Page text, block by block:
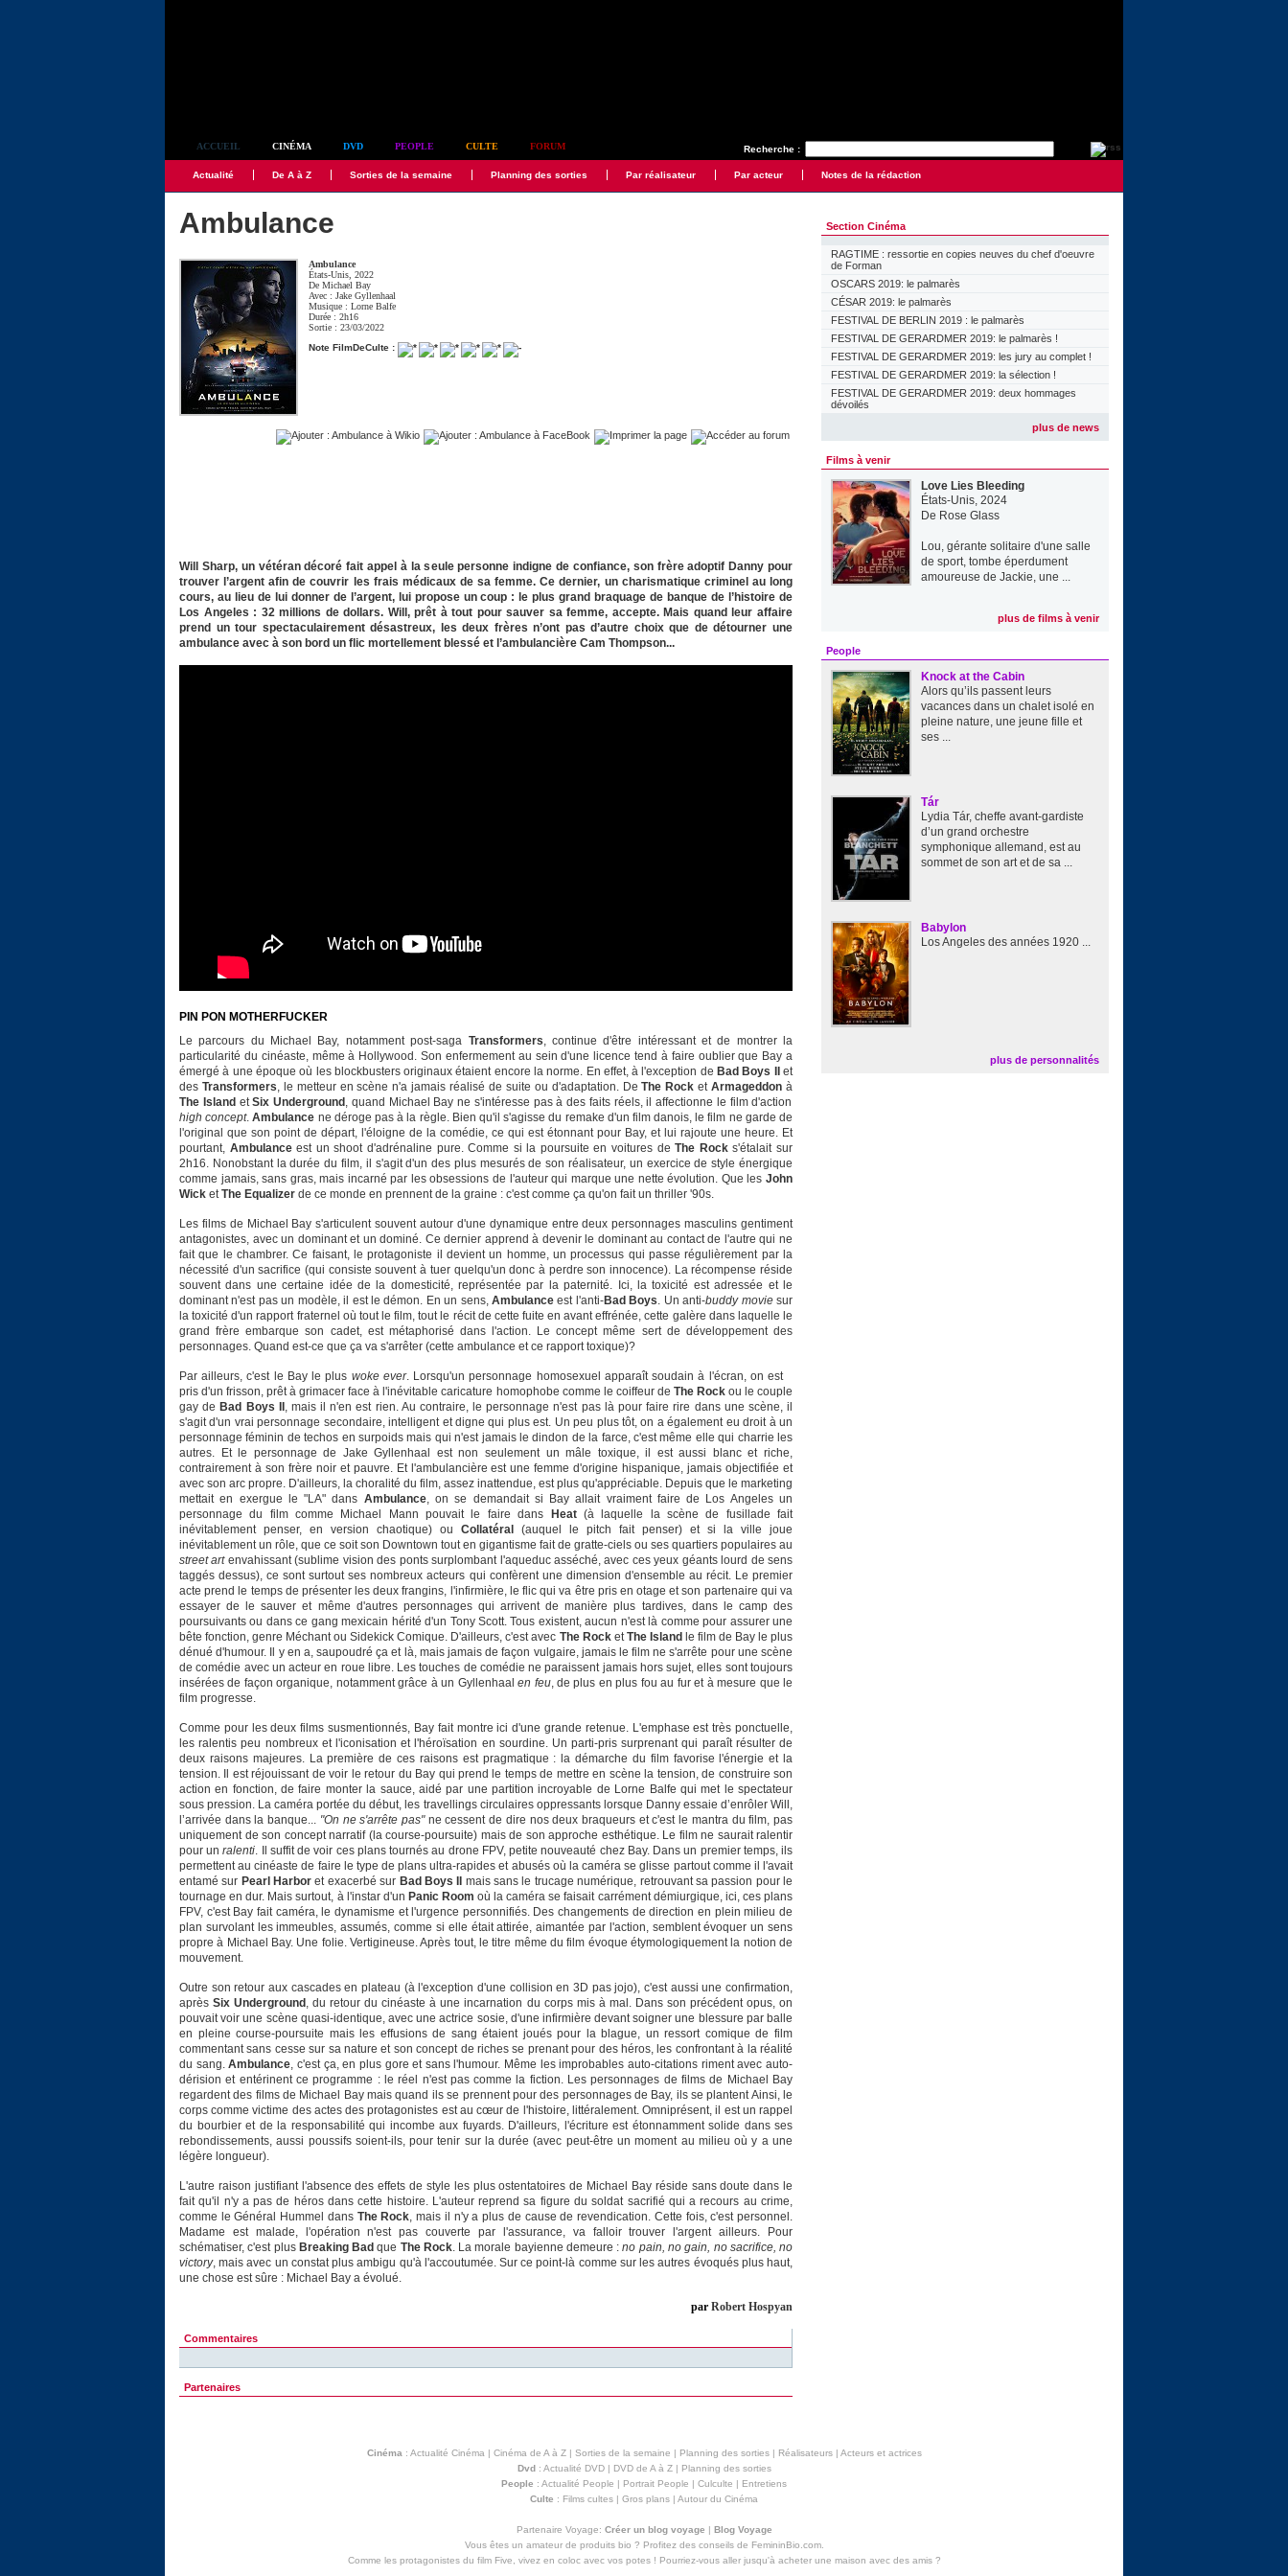
Recherche :
ACCUEIL CINÉMA DVD PEOPLE CULTE FORUM
Actualité De A à Z Sorties de la semaine Planning des sorties Par réalisateur Par acteur Notes de la rédaction
Ambulance
Ambulance
États-Unis, 2022
DeMichael Bay
Avec :Jake Gyllenhaal
Musique :Lorne Balfe
Durée : 2h16
Sortie : 23/03/2022
Note FilmDeCulte :
Will Sharp, un vétéran décoré fait appel à la seule personne indigne de confiance, son frère adoptif Danny pour
trouver l’argent afin de couvrir les frais médicaux de sa femme. Ce dernier, un charismatique criminel au long
cours, au lieu de lui donner de l’argent, lui propose un coup : le plus grand braquage de banque de l’histoire de
Los Angeles : 32 millions de dollars. Will, prêt à tout pour sauver sa femme, accepte. Mais quand leur affaire
prend un tour spectaculairement désastreux, les deux frères n’ont pas d’autre choix que de détourner une
ambulance avec à son bord un flic mortellement blessé et l’ambulancière Cam Thompson...
PIN PON MOTHERFUCKER
Le parcours du Michael Bay, notamment post-saga Transformers, continue d'être intéressant et de montrer la
particularité du cinéaste, même à Hollywood. Son enfermement au sein d'une licence tend à faire oublier que Bay a
émergé à une époque où les blockbusters originaux étaient encore la norme. En effet, à l'exception de Bad Boys II
et
des Transformers, le metteur en scène n'a jamais réalisé de suite ou d'adaptation. DeThe Rock etArmageddon à
The Island etSix Underground , quand Michael Bay ne s'intéresse pas à des faits réels, il affectionne le film d'action
high concept.Ambulance ne déroge pas à la règle. Bien qu'il s'agisse du remake d'un film danois, le film ne garde de
l'original que son point de départ, l'éloigne de la comédie, ce qui est étonnant pour Bay, et lui rajoute une heure. Et
pourtant, Ambulanceest un shoot d'adrénaline pure. Comme si la poursuite en voitures deThe Rocks'étalait sur
2h16. Nonobstant la durée du film, il s'agit d'un des plus mesurés de son réalisateur, un exercice de style énergique
comme jamais, sans gras, mais incarné par les obsessions de l'auteur qui marque une nette évolution. Que les John
Wick etThe Equalizer de ce monde en prennent de la graine : c'est comme ça qu'on fait un thriller '90s.
Les films de Michael Bay s'articulent souvent autour d'une dynamique entre deux personnages masculins gentiment
antagonistes, avec un dominant et un dominé. Ce dernier apprend à devenir le dominant au contact de l'autre qui ne
fait que le chambrer. Ce faisant, le protagoniste il devient un homme, un processus qui passe régulièrement par la
nécessité d'un sacrifice (qui consiste souvent à tuer quelqu'un donc à perdre son innocence). La récompense réside
souvent dans une certaine idée de la domesticité, représentée par la paternité. Ici, la toxicité est adressée et le
dominant n'est pas un modèle, il est le démon. En un sens,Ambulance est l'anti-Bad Boys. Un anti-buddy moviesur
la toxicité d'un rapport fraternel où tout le film, tout le récit de cette fuite en avant effrénée, cette galère dans laquelle le
grand frère embarque son cadet, est métaphorisé dans l'action. Le concept même sert de développement des
personnages. Quand est-ce que ça va s'arrêter (cette ambulance et ce rapport toxique)?
Par ailleurs, c'est le Bay le plus woke ever. Lorsqu'un personnage homosexuel apparaît soudain à l'écran, on est
pris d'un frisson, prêt à grimacer face à l'inévitable caricature homophobe comme le coiffeur de The Rockou le couple
gay de Bad Boys II , mais il n'en est rien. Au contraire, le personnage n'est pas là pour faire rire dans une scène, il
s'agit d'un vrai personnage secondaire, intelligent et digne qui plus est. Un peu plus tôt, on a également eu droit à un
personnage féminin de techos en surpoids mais qui n'est jamais le dindon de la farce, c'est même elle qui charrie les
autres. Et le personnage de Jake Gyllenhaal est non seulement un mâle toxique, il est aussi blanc et riche,
contrairement à son frère noir et pauvre. Et l'ambulancière est une femme d'origine hispanique, jamais objectifiée et
avec son arc propre. D'ailleurs, la choralité du film, assez inattendue, est plus qu'appréciable. Depuis que le marketing
mettait en exergue le "LA" dans Ambulance, on se demandait si Bay allait vraiment faire de Los Angeles un
personnage du film comme Michael Mann pouvait le faire dans
Heat(à laquelle la scène de fusillade fait
inévitablement penser, en version chaotique) ou Collatéral
(auquel le pitch fait penser) et si la ville joue
inévitablement un rôle, que ce soit son Downtown tout en gigantisme fait de gratte-ciels ou ses quartiers populaires au
street artenvahissant (sublime vision des ponts surplombant l'aqueduc asséché, avec ces yeux géants lourd de sens
taggés dessus), ce sont surtout ses nombreux acteurs qui confèrent une dimension d'ensemble au récit. Le premier
acte prend le temps de présenter les deux frangins, l'infirmière, le flic qui va être pris en otage et son partenaire qui va
essayer de le sauver et même d'autres personnages qui arrivent de manière plus tardives, dans le camp des
poursuivants ou dans ce gang mexicain hérité d'un Tony Scott. Tous existent, aucun n'est là comme pour assurer une
bête fonction, genre Méchant ou Sidekick Comique. D'ailleurs, c'est avec The RocketThe Island le film de Bay le plus
dénué d'humour. Il y en a, saupoudré ça et là, mais jamais de façon vulgaire, jamais le film ne s'arrête pour une scène
de comédie avec un acteur en roue libre. Les touches de comédie ne paraissent jamais hors sujet, elles sont toujours
insérées de façon organique, notamment grâce à un Gyllenhaalen feu, de plus en plus fou au fur et à mesure que le
film progresse.
Comme pour les deux films susmentionnés, Bay fait montre ici d'une grande retenue. L'emphase est très ponctuelle,
les ralentis peu nombreux et l'iconisation et l'héroïsation en sourdine. Un parti-pris surprenant qui paraît résulter de
deux raisons majeures. La première de ces raisons est pragmatique : la démarche du film favorise l'énergie et la
tension. Il est réjouissant de voir le retour du Bay qui prend le temps de mettre en scène la tension, de construire son
action en fonction, de faire monter la sauce, aidé par une partition incroyable de Lorne Balfe qui met le spectateur
sous pression. La caméra portée du début, les travellings circulaires oppressants lorsque Danny essaie d’enrôler Will,
l’arrivée dans la banque... "On ne s'arrête pas"ne cessent de dire nos deux braqueurs et c'est le mantra du film, pas
uniquement de son concept narratif (la course-poursuite) mais de son approche esthétique. Le film ne saurait ralentir
pour unralenti. Il suffit de voir ces plans tournés au drone FPV, petite nouveauté chez Bay. Dans un premier temps, ils
permettent au cinéaste de faire le type de plans ultra-rapides et abusés où la caméra se glisse partout comme il l'avait
entamé sur Pearl Harbor et exacerbé sur Bad Boys II
mais sans le trucage numérique, retrouvant sa passion pour le
tournage en dur. Mais surtout, à l'instar d'un Panic Room où la caméra se faisait carrément démiurgique, ici, ces plans
FPV, c'est Bay fait caméra, le dynamisme et l'urgence personnifiés. Des changements de direction en plein milieu de
plan survolant les immeubles, assumés, comme si elle était attirée, aimantée par l'action, semblent évoquer un sens
propre à Michael Bay. Une folie. Vertigineuse. Après tout, le titre même du film évoque étymologiquement la notion de
mouvement.
Outre son retour aux cascades en plateau (à l'exception d'une collision en 3D pas jojo), c'est aussi une confirmation,
aprèsSix Underground , du retour du cinéaste à une incarnation du corps mis à mal. Dans son précédent opus, on
pouvait voir une scène quasi-identique, avec une actrice sosie, d'une infirmière devant soigner une blessure par balle
en pleine course-poursuite mais les effusions de sang étaient joués pour la blague, un ressort comique de film
commentant sans cesse sur sa nature et son concept de riches se prenant pour des héros, les confrontant à la réalité
du sang.Ambulance, c'est ça, en plus gore et sans l'humour. Même les improbables auto-citations riment avec auto-
dérision et entérinent ce programme : le réel n'est pas comme la fiction. Les personnages de films de Michael Bay
regardent des films de Michael Bay mais quand ils se prennent pour des personnages de Bay, ils se plantent Ainsi, le
corps comme victime des actes des protagonistes est au cœur de l'histoire, littéralement. Omniprésent, il est un rappel
du bourbier et de la responsabilité qui incombe aux fuyards. D'ailleurs, l'écriture est étonnamment solide dans ses
rebondissements, aussi poussifs soient-ils, pour tenir sur la durée (avec peut-être un moment au milieu où y a une
légère longueur).
L'autre raison justifiant l'absence des effets de style les plus ostentatoires de Michael Bay réside sans doute dans le
fait qu'il n'y a pas de héros dans cette histoire. L'auteur reprend sa figure du soldat sacrifié qui a recours au crime,
comme le Général Hummel dans The Rock, mais il n'y a plus de cause de revendication. Cette fois, c'est personnel.
Madame est malade, l'opération n'est pas couverte par l'assurance, va falloir trouver l'argent ailleurs. Pour
schématiser, c'est plus Breaking Bad que The Rock. La morale bayienne demeure :no pain, no gain, no sacrifice, no
victory, mais avec un constat plus ambigu qu'à l'accoutumée. Sur ce point-là comme sur les autres évoqués plus haut,
une chose est sûre : Michael Bay a évolué.
par Robert Hospyan
Commentaires
Partenaires
Section Cinéma
RAGTIME : ressortie en copies neuves du chef d'oeuvre
de Forman
OSCARS 2019: le palmarès
CÉSAR 2019: le palmarès
FESTIVAL DE BERLIN 2019 : le palmarès
FESTIVAL DE GERARDMER 2019: le palmarès !
FESTIVAL DE GERARDMER 2019: les jury au complet !
FESTIVAL DE GERARDMER 2019: la sélection !
FESTIVAL DE GERARDMER 2019: deux hommages
dévoilés
plus de news
Films à venir
Love Lies Bleeding
États-Unis, 2024
De Rose Glass
Lou, gérante solitaire d'une salle
de sport, tombe éperdument
amoureuse de Jackie, une ...
plus de films à venir
People
Knock at the Cabin
Alors qu’ils passent leurs
vacances dans un chalet isolé en
pleine nature, une jeune fille et
ses ...
Tár
Lydia Tár, cheffe avant-gardiste
d’un grand orchestre
symphonique allemand, est au
sommet de son art et de sa ...
Babylon
Los Angeles des années 1920 ...
plus de personnalités
Cinéma : Actualité Cinéma | Cinéma de A à Z| Sorties de la semaine | Planning des sorties| Réalisateurs| Acteurs et actrices
Dvd: Actualité DVD| DVD de A à Z| Planning des sorties
People : Actualité People | Portrait People | Culculte | Entretiens
Culte : Films cultes | Gros plans | Autour du Cinéma
Partenaire Voyage: Créer un blog voyage | Blog Voyage
Vous êtes un amateur de produits bio ? Profitez des conseils de FemininBio.com.
Comme les protagonistes du film Five, vivez en coloc avec vos potes ! Pourriez-vous aller jusqu'à acheter une maison avec des amis?